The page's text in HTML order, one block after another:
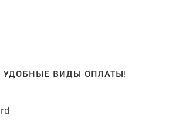
УДОБНЫЕ ВИДЫ ОПЛАТЫ!